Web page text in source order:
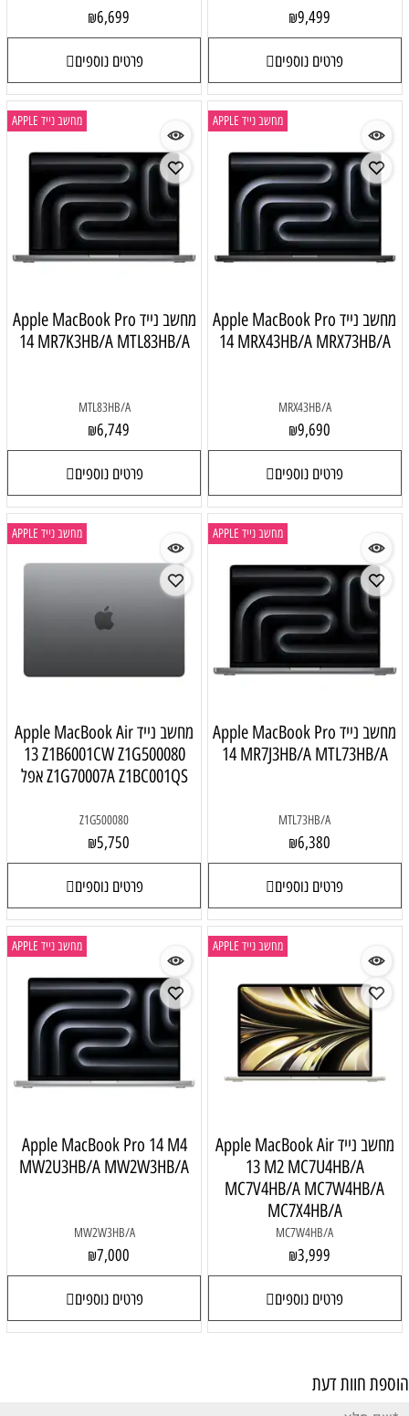
₪9,499
פרטים נוספים
₪6,699
פרטים נוספים
מחשב נייד APPLE
מחשב נייד Apple MacBook Pro
14 MRX43HB/A MRX73HB/A
MRX43HB/A
₪9,690
פרטים נוספים
מחשב נייד APPLE
מחשב נייד Apple MacBook Pro
14 MR7K3HB/A MTL83HB/A
MTL83HB/A
₪6,749
פרטים נוספים
מחשב נייד APPLE
מחשב נייד Apple MacBook Pro
14 MR7J3HB/A MTL73HB/A
MTL73HB/A
₪6,380
פרטים נוספים
מחשב נייד APPLE
מחשב נייד Apple MacBook Air
13 Z1B6001CW Z1G500080
Z1G70007A Z1BC001QS אפל
Z1G500080
₪5,750
פרטים נוספים
מחשב נייד APPLE
מחשב נייד Apple MacBook Air
13 M2 MC7U4HB/A
MC7V4HB/A MC7W4HB/A
MC7X4HB/A
MC7W4HB/A
₪3,999
פרטים נוספים
מחשב נייד APPLE
Apple MacBook Pro 14 M4
MW2U3HB/A MW2W3HB/A
MW2W3HB/A
₪7,000
פרטים נוספים
הוספת חוות דעת